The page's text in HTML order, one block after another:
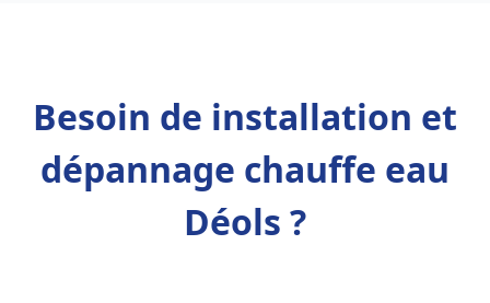
Besoin de installation et
dépannage chauffe eau
Déols ?